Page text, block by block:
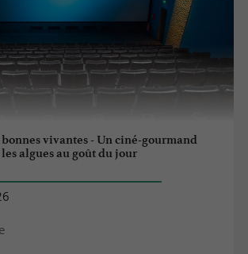
vivantes - Un ciné-gourmand
algues au goût du jour